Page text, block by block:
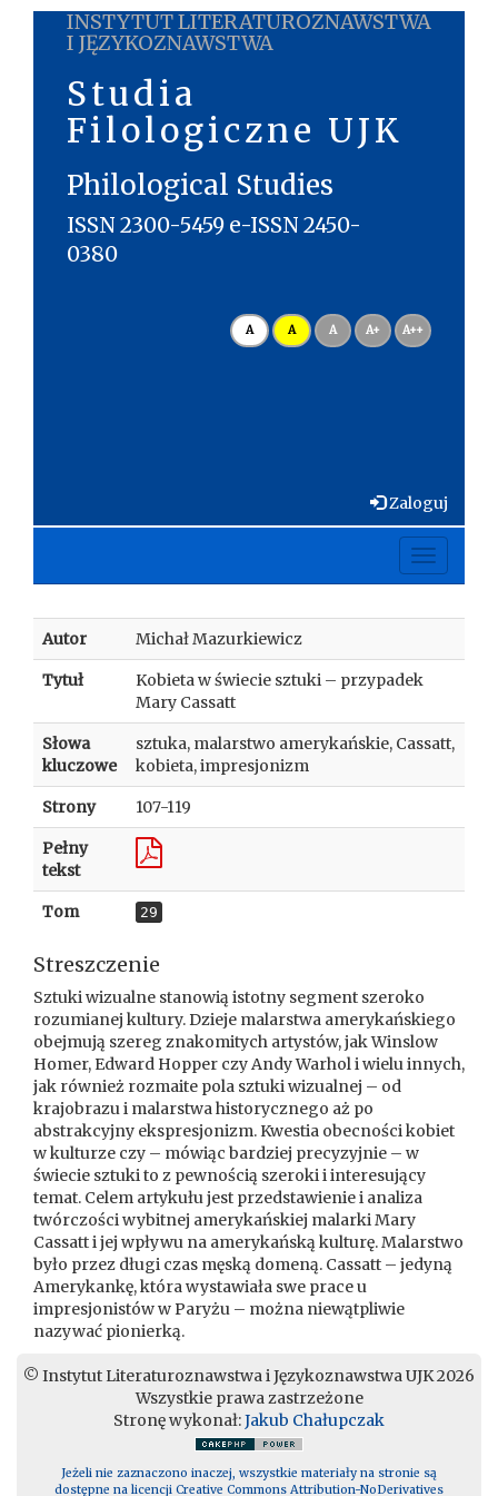
INSTYTUT LITERATUROZNAWSTWA
I JĘZYKOZNAWSTWA
Studia
Filologiczne UJK
Philological Studies
ISSN 2300-5459 e-ISSN 2450-
0380
A A A A+ A++
Zaloguj
Toggle
Autor Michał Mazurkiewicz
Tytuł
Kobieta w świecie sztuki – przypadek
Mary Cassatt
Słowa
kluczowe
sztuka, malarstwo amerykańskie, Cassatt,
kobieta, impresjonizm
Strony 107-119
Pełny
tekst
Tom 29
Streszczenie
Sztuki wizualne stanowią istotny segment szeroko
rozumianej kultury. Dzieje malarstwa amerykańskiego
obejmują szereg znakomitych artystów, jak Winslow
Homer, Edward Hopper czy Andy Warhol i wielu innych,
jak również rozmaite pola sztuki wizualnej – od
krajobrazu i malarstwa historycznego aż po
abstrakcyjny ekspresjonizm. Kwestia obecności kobiet
w kulturze czy – mówiąc bardziej precyzyjnie – w
świecie sztuki to z pewnością szeroki i interesujący
temat. Celem artykułu jest przedstawienie i analiza
twórczości wybitnej amerykańskiej malarki Mary
Cassatt i jej wpływu na amerykańską kulturę. Malarstwo
było przez długi czas męską domeną. Cassatt – jedyną
Amerykankę, która wystawiała swe prace u
impresjonistów w Paryżu – można niewątpliwie
nazywać pionierką.
© Instytut Literaturoznawstwa i Językoznawstwa UJK 2026
Wszystkie prawa zastrzeżone
Stronę wykonał:Jakub Chałupczak
Jeżeli nie zaznaczono inaczej, wszystkie materiały na stronie są
dostępne na licencji Creative Commons Attribution-NoDerivatives